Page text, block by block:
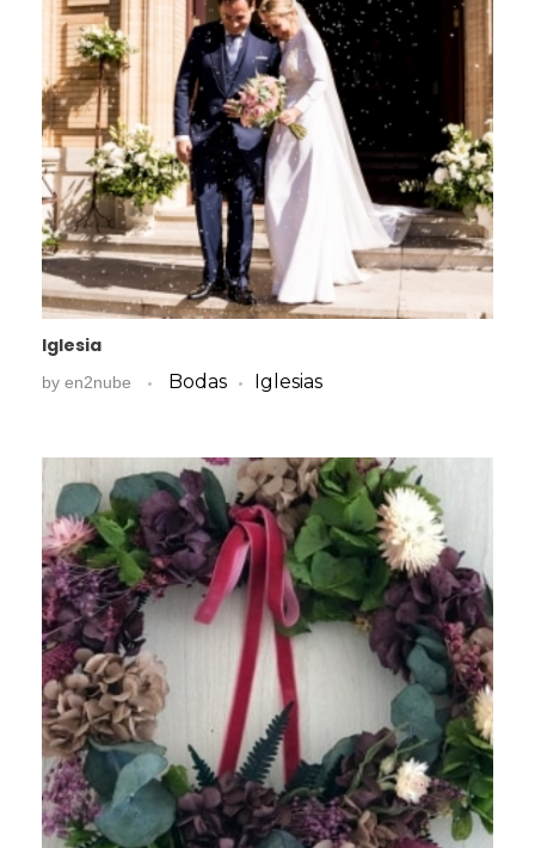
Iglesia
by en2nube Bodas Iglesias